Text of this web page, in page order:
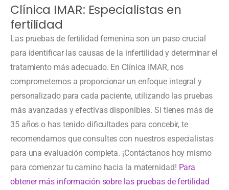
Clínica IMAR: Especialistas en
fertilidad
Las pruebas de fertilidad femenina son un paso crucial
para identificar las causas de la infertilidad y determinar el
tratamiento más adecuado. En Clínica IMAR, nos
comprometemos a proporcionar un enfoque integral y
personalizado para cada paciente, utilizando las pruebas
más avanzadas y efectivas disponibles. Si tienes más de
35 años o has tenido dificultades para concebir, te
recomendamos que consultes con nuestros especialistas
para una evaluación completa. ¡Contáctanos hoy mismo
para comenzar tu camino hacia la maternidad! Para
obtener más información sobre las pruebas de fertilidad